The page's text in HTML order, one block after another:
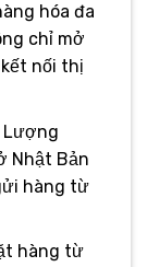
hóa đa
chỉ mở
nối thị
Lượng
Nhật Bản
hàng từ
hàng từ